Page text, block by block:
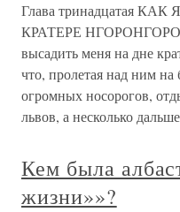
Глава тринадцатая
КРАТЕРЕ НГОРОНГОРО
высадить меня на дне
что, пролетая над ним
огромных носорогов,
львов, а несколько дальше
Кем была
жизни»»?